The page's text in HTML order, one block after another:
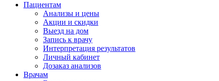
Пациентам
Анализы и цены
Акции и скидки
Выезд на дом
Запись к врачу
Интерпретация результатов
Личный кабинет
Дозаказ анализов
Врачам